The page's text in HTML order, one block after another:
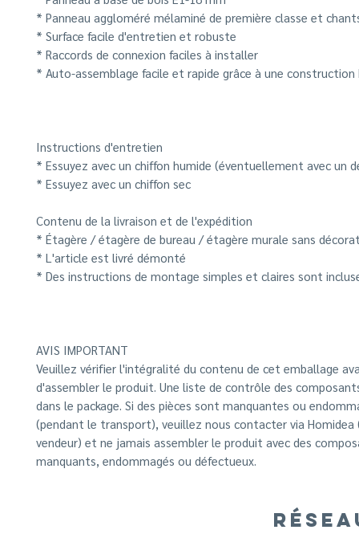
* Panneau aggloméré mélaminé de première classe et
* Surface facile d'entretien et robuste
* Raccords de connexion faciles à installer
* Auto-assemblage facile et rapide grâce à une construction
Instructions d'entretien
* Essuyez avec un chiffon humide (éventuellement avec un
* Essuyez avec un chiffon sec
Contenu de la livraison et de l'expédition
* Étagère / étagère de bureau / étagère murale sans
* L'article est livré démonté
* Des instructions de montage simples et claires sont
AVIS IMPORTANT
Veuillez vérifier l'intégralité du contenu de cet emballage
d'assembler le produit. Une liste de contrôle des
dans le package. Si des pièces sont manquantes ou
(pendant le transport), veuillez nous contacter via
vendeur) et ne jamais assembler le produit avec des
manquants, endommagés ou défectueux.